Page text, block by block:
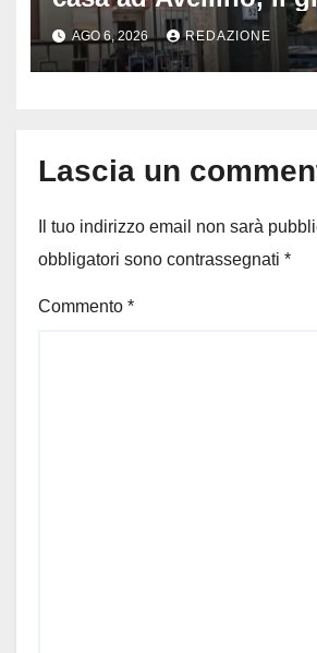
porta socchiusa:
l’autopsia
AGO 6, 2026 REDAZIONE
Lascia un
Il tuo indirizzo email non sarà
obbligatori sono contrassegnati *
Commento *